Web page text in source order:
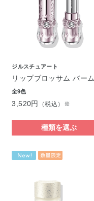
ジルスチュアート
リップブロッサム バーム
全9色
3,520円 （税込）※
種類を選ぶ